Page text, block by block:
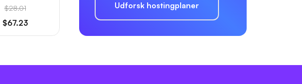
$28.01
$67.23
Udforsk hostingplaner